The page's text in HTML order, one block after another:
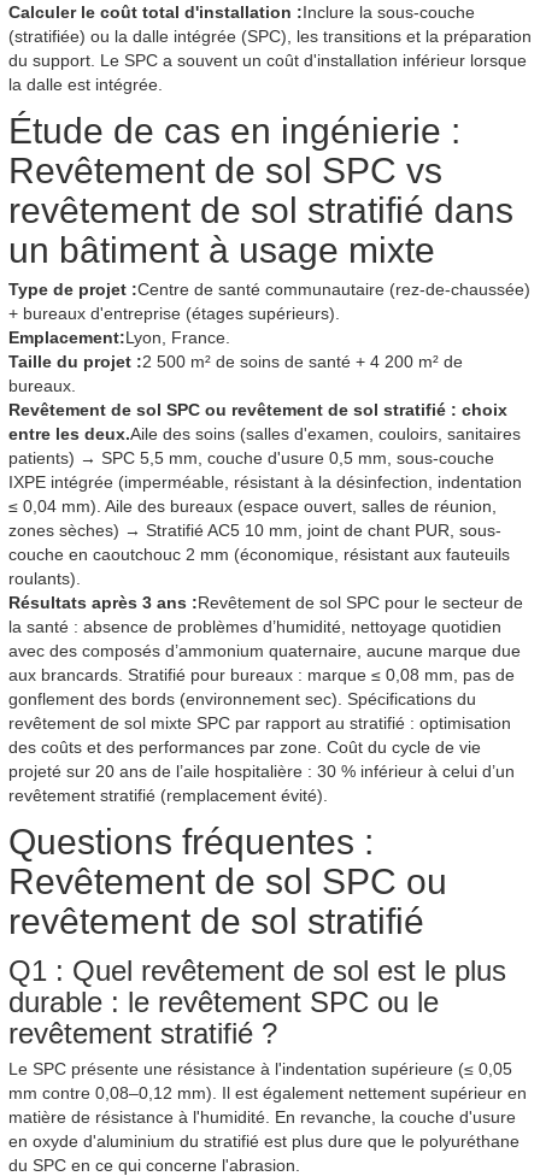
Calculer le coût total d'installation :Inclure la sous-couche
(stratifiée) ou la dalle intégrée (SPC), les transitions et la préparation
du support. Le SPC a souvent un coût d'installation inférieur lorsque
la dalle est intégrée.
Étude de cas en ingénierie :
Revêtement de sol SPC vs
revêtement de sol stratifié dans
un bâtiment à usage mixte
Type de projet :Centre de santé communautaire (rez-de-chaussée)
+ bureaux d'entreprise (étages supérieurs).
Emplacement:Lyon, France.
Taille du projet :2 500 m² de soins de santé + 4 200 m² de
bureaux.
Revêtement de sol SPC ou revêtement de sol stratifié : choix
entre les deux.Aile des soins (salles d'examen, couloirs, sanitaires
patients) → SPC 5,5 mm, couche d'usure 0,5 mm, sous-couche
IXPE intégrée (imperméable, résistant à la désinfection, indentation
≤ 0,04 mm). Aile des bureaux (espace ouvert, salles de réunion,
zones sèches) → Stratifié AC5 10 mm, joint de chant PUR, sous-
couche en caoutchouc 2 mm (économique, résistant aux fauteuils
roulants).
Résultats après 3 ans :Revêtement de sol SPC pour le secteur de
la santé : absence de problèmes d’humidité, nettoyage quotidien
avec des composés d’ammonium quaternaire, aucune marque due
aux brancards. Stratifié pour bureaux : marque ≤ 0,08 mm, pas de
gonflement des bords (environnement sec). Spécifications du
revêtement de sol mixte SPC par rapport au stratifié : optimisation
des coûts et des performances par zone. Coût du cycle de vie
projeté sur 20 ans de l’aile hospitalière : 30 % inférieur à celui d’un
revêtement stratifié (remplacement évité).
Questions fréquentes :
Revêtement de sol SPC ou
revêtement de sol stratifié
Q1 : Quel revêtement de sol est le plus
durable : le revêtement SPC ou le
revêtement stratifié ?
Le SPC présente une résistance à l'indentation supérieure (≤ 0,05
mm contre 0,08–0,12 mm). Il est également nettement supérieur en
matière de résistance à l'humidité. En revanche, la couche d'usure
en oxyde d'aluminium du stratifié est plus dure que le polyuréthane
du SPC en ce qui concerne l'abrasion.